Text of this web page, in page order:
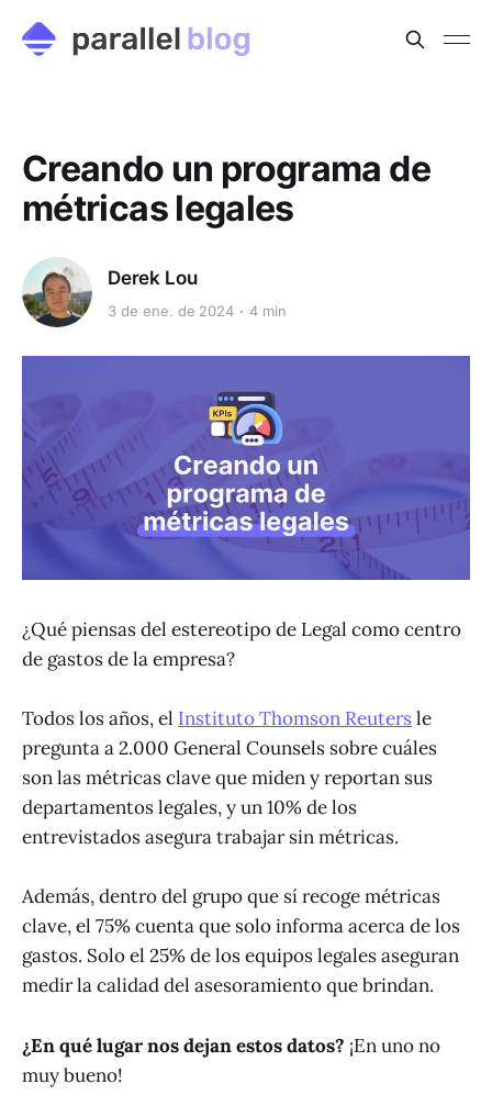
Creando un programa de
métricas legales
Derek Lou
3 de ene. de 2024 4 min
¿Qué piensas del estereotipo de Legal como centro
de gastos de la empresa?
Todos los años, el Instituto Thomson Reuters le
pregunta a 2.000 General Counsels sobre cuáles
son las métricas clave que miden y reportan sus
departamentos legales, y un 10% de los
entrevistados asegura trabajar sin métricas.
Además, dentro del grupo que sí recoge métricas
clave, el 75% cuenta que solo informa acerca de los
gastos. Solo el 25% de los equipos legales aseguran
medir la calidad del asesoramiento que brindan.
¿En qué lugar nos dejan estos datos? ¡En uno no
muy bueno!